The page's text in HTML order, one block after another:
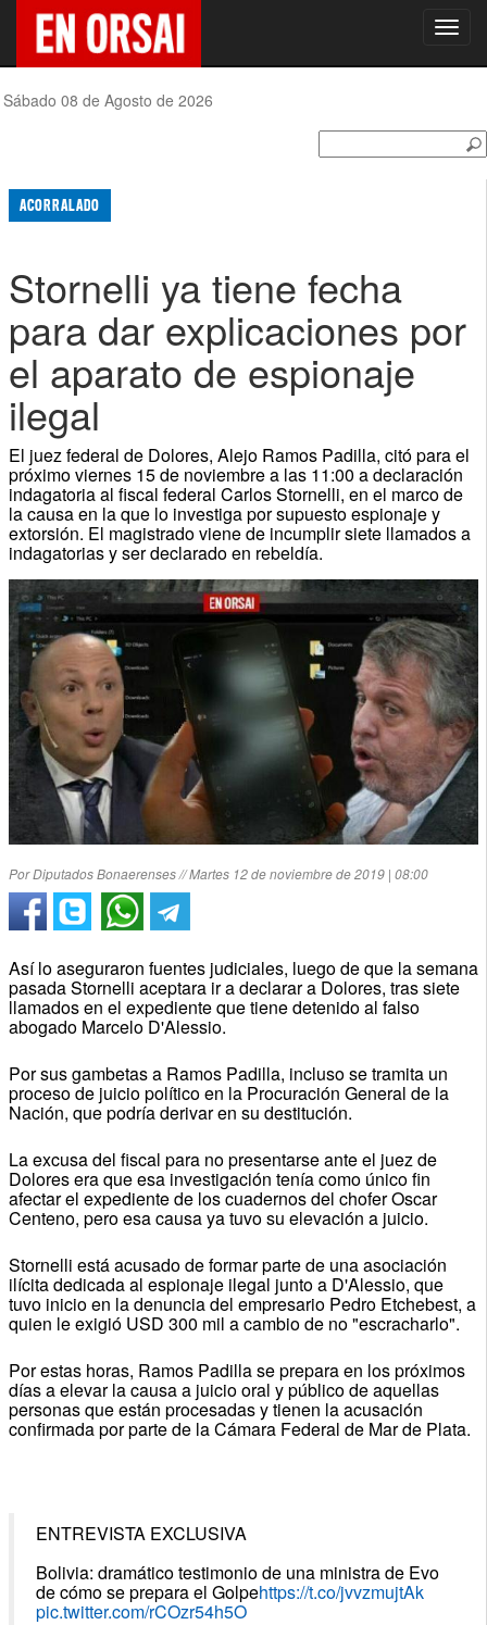
Sábado 08 de Agosto de 2026
ACORRALADO
Stornelli ya tiene fecha
para dar explicaciones por
el aparato de espionaje
ilegal
El juez federal de Dolores, Alejo Ramos Padilla, citó para el
próximo viernes 15 de noviembre a las 11:00 a declaración
indagatoria al fiscal federal Carlos Stornelli, en el marco de
la causa en la que lo investiga por supuesto espionaje y
extorsión. El magistrado viene de incumplir siete llamados a
indagatorias y ser declarado en rebeldía.
Por Diputados Bonaerenses // Martes 12 de noviembre de 2019 | 08:00
Así lo aseguraron fuentes judiciales, luego de que la semana
pasada Stornelli aceptara ir a declarar a Dolores, tras siete
llamados en el expediente que tiene detenido al falso
abogado Marcelo D'Alessio.
Por sus gambetas a Ramos Padilla, incluso se tramita un
proceso de juicio político en la Procuración General de la
Nación, que podría derivar en su destitución.
La excusa del fiscal para no presentarse ante el juez de
Dolores era que esa investigación tenía como único fin
afectar el expediente de los cuadernos del chofer Oscar
Centeno, pero esa causa ya tuvo su elevación a juicio.
Stornelli está acusado de formar parte de una asociación
ilícita dedicada al espionaje ilegal junto a D'Alessio, que
tuvo inicio en la denuncia del empresario Pedro Etchebest, a
quien le exigió USD 300 mil a cambio de no "escracharlo".
Por estas horas, Ramos Padilla se prepara en los próximos
días a elevar la causa a juicio oral y público de aquellas
personas que están procesadas y tienen la acusación
confirmada por parte de la Cámara Federal de Mar de Plata.
ENTREVISTA EXCLUSIVA
Bolivia: dramático testimonio de una ministra de Evo
de cómo se prepara el Golpehttps://t.co/jvvzmujtAk
pic.twitter.com/rCOzr54h5O